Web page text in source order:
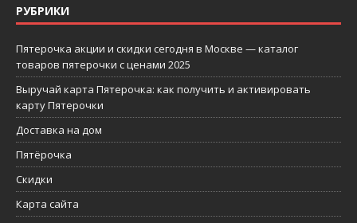
РУБРИКИ
Пятерочка акции и скидки сегодня в Москве — каталог
товаров пятерочки с ценами 2025
Выручай карта Пятерочка: как получить и активировать
карту Пятерочки
Доставка на дом
Пятёрочка
Скидки
Карта сайта